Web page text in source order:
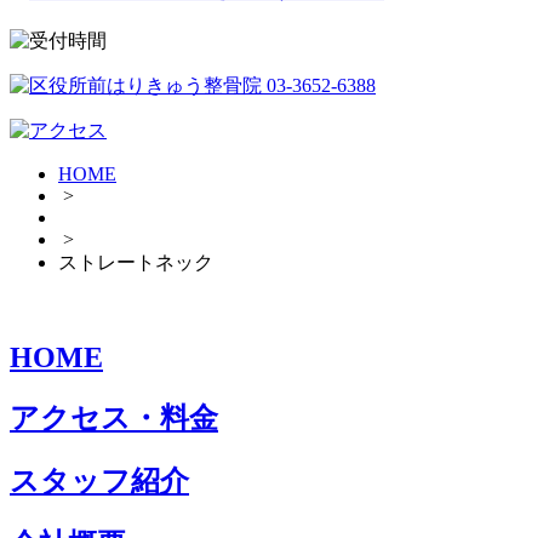
HOME
>
>
ストレートネック
HOME
アクセス・料金
スタッフ紹介